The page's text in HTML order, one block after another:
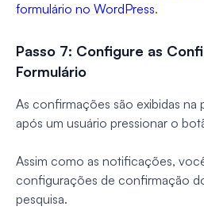
formulário no WordPress.
Passo 7: Configure as
Formulário
As confirmações são exibidas na
após um usuário pressionar o
Assim como as notificações,
configurações de confirmação
pesquisa.